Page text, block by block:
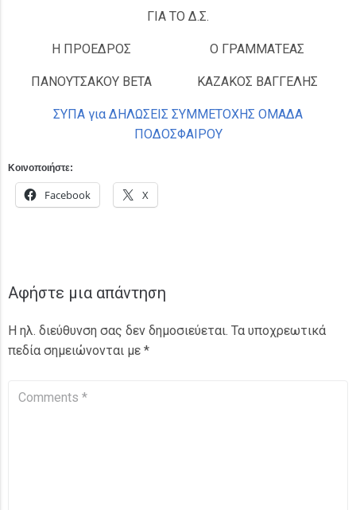
ΓΙΑ ΤΟ Δ.Σ.
Η ΠΡΟΕΔΡΟΣ
ΠΑΝΟΥΤΣΑΚΟΥ ΒΕΤΑ
Ο ΓΡΑΜΜΑΤΕΑΣ
ΚΑΖΑΚΟΣ ΒΑΓΓΕΛΗΣ
ΣΥΠΑ για ΔΗΛΩΣΕΙΣ ΣΥΜΜΕΤΟΧΗΣ ΟΜΑΔΑ
ΠΟΔΟΣΦΑΙΡΟΥ
Κοινοποιήστε:
Facebook X
Αφήστε μια απάντηση
Η ηλ. διεύθυνση σας δεν δημοσιεύεται. Τα υποχρεωτικά
πεδία σημειώνονται με *